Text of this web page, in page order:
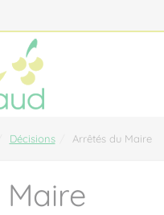
Décisions Arrêtés du Maire